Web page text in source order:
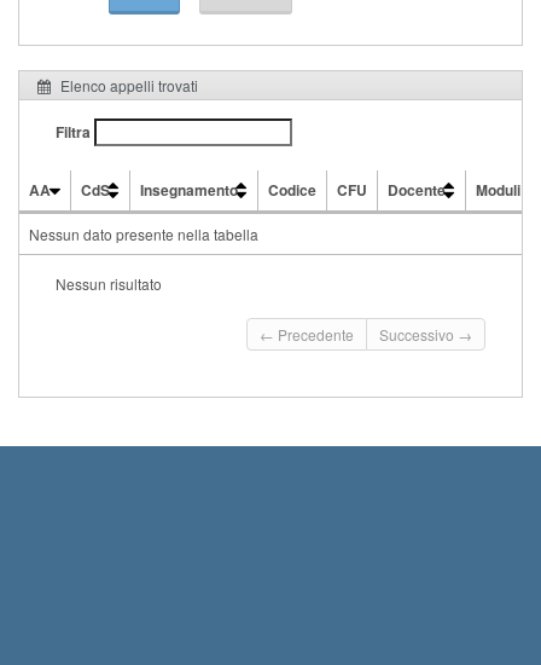
Elenco appelli trovati
Filtra
AA CdS Insegnamento Codice CFU Docente
Moduli
Nessun dato presente nella tabella
Nessun risultato
← Precedente Successivo →